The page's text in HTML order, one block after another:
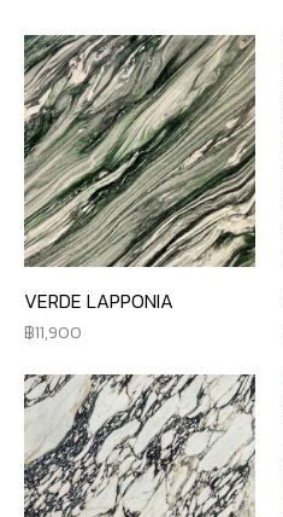
VERDE LAPPONIA
11,900